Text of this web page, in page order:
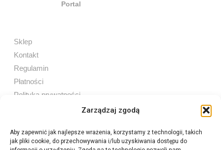
Zarządzaj zgodą
Aby zapewnić jak najlepsze wrażenia, korzystamy z technologii, takich
jak pliki cookie, do przechowywania i/lub uzyskiwania dostępu do
Sklep
Kontakt
Regulamin
Płatności
Polityka prywatności
Sprzedaż internetowa